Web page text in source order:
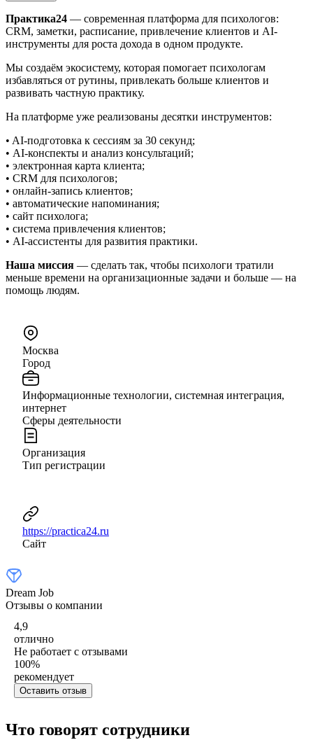
Практика24 — современная платформа для психологов:
CRM, заметки, расписание, привлечение клиентов и AI-
инструменты для роста дохода в одном продукте.
Мы создаём экосистему, которая помогает психологам
избавляться от рутины, привлекать больше клиентов и
развивать частную практику.
На платформе уже реализованы десятки инструментов:
• AI-подготовка к сессиям за 30 секунд;
• AI-конспекты и анализ консультаций;
• электронная карта клиента;
• CRM для психологов;
• онлайн-запись клиентов;
• автоматические напоминания;
• сайт психолога;
• система привлечения клиентов;
• AI-ассистенты для развития практики.
Наша миссия — сделать так, чтобы психологи тратили
меньше времени на организационные задачи и больше — на
помощь людям.
Москва
Город
Информационные технологии, системная интеграция,
интернет
Сферы деятельности
Организация
Тип регистрации
https://practica24.ru
Сайт
Dream Job
Отзывы о компании
4,9
отлично
Не работает с отзывами
100%
рекомендует
Оставить отзыв
Что говорят сотрудники